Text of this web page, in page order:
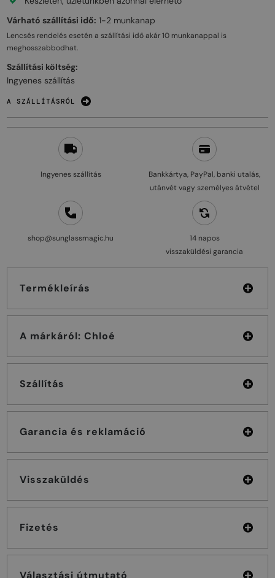
Ingyenes szállítás
Bankkártya, PayPal, banki utalás,
utánvét vagy személyes átvétel
shop@sunglassmagic.hu
14 napos
visszaküldési garancia
Termékleírás
A márkáról: Chloé
Szállítás
Garancia és reklamáció
Visszaküldés
Fizetés
Választási útmutató
Várható szállítási idő: 1-2 munkanap
Lencsés rendelés esetén a szállítási idő akár10 munkanappal is
meghosszabbodhat.
Szállítási költség:
Ingyenes szállítás
A SZÁLLÍTÁSRÓL